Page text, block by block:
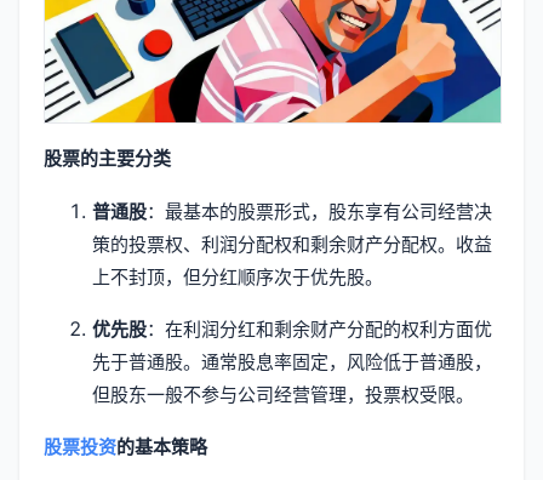
股票的主要分类
普通股：最基本的股票形式，股东享有公司经营决
策的投票权、利润分配权和剩余财产分配权。收益
上不封顶，但分红顺序次于优先股。
优先股：在利润分红和剩余财产分配的权利方面优
先于普通股。通常股息率固定，风险低于普通股，
但股东一般不参与公司经营管理，投票权受限。
股票投资的基本策略